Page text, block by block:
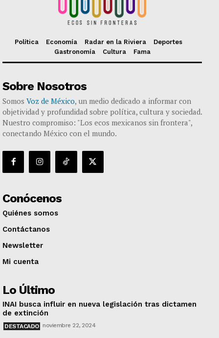
Política Economía Radar en la Riviera
Deportes
Gastronomía
Cultura Fama
Sobre Nosotros
Somos Voz de México, un medio dedicado a informar con
objetividad y profundidad sobre política, cultura y sociedad.
Nuestro compromiso: "Los ecos mexicanos sin frontera",
conectando México con el mundo.
Conócenos
Quiénes somos
Contáctanos
Newsletter
Mi cuenta
Lo Último
INAI busca influir en nueva legislación tras dictamen
de extinción
DESTACADO noviembre 22, 2024